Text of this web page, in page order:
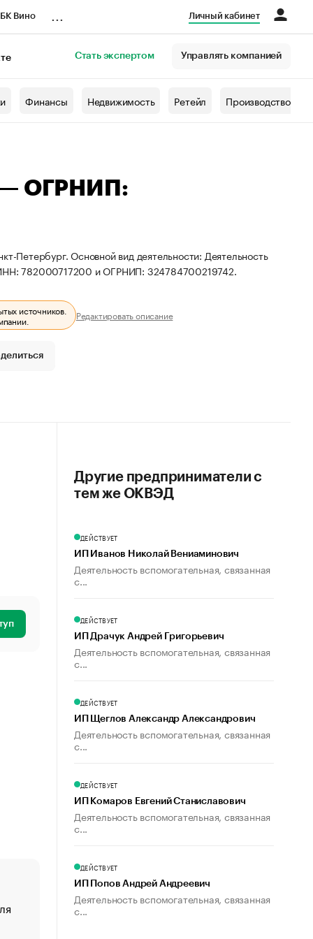
Вино Личный кабинет
Стать экспертом Управлять компанией
Финансы Недвижимость Ретейл Производство
— ОГРНИП:
Петербург. Основной вид деятельности: Деятельность
782000717200 и ОГРНИП: 324784700219742.
источников.
Редактировать описание
«От спорта тело стареет иначе». Как живет глава
создавшей GTA
Другие предприниматели с
тем же ОКВЭД
ДЕЙСТВУЕТ
ИП Иванов Николай Вениаминович
Деятельность вспомогательная, связанная
с...
ДЕЙСТВУЕТ
ИП Драчук Андрей Григорьевич
Деятельность вспомогательная, связанная
с...
ДЕЙСТВУЕТ
ИП Щеглов Александр Александрович
Деятельность вспомогательная, связанная
с...
ДЕЙСТВУЕТ
ИП Комаров Евгений Станиславович
Деятельность вспомогательная, связанная
с...
ДЕЙСТВУЕТ
ИП Попов Андрей Андреевич
Деятельность вспомогательная, связанная
с...